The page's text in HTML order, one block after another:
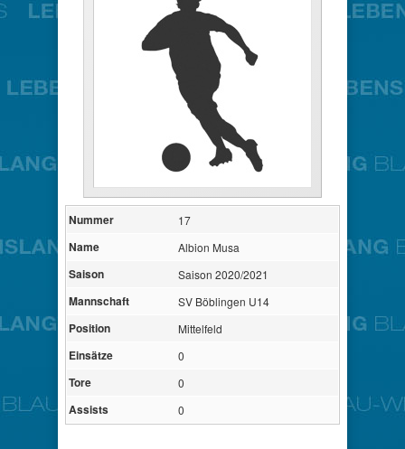
Nummer 17
Name Albion Musa
Saison Saison 2020/2021
Mannschaft SV Böblingen U14
Position Mittelfeld
Einsätze 0
Tore 0
Assists 0